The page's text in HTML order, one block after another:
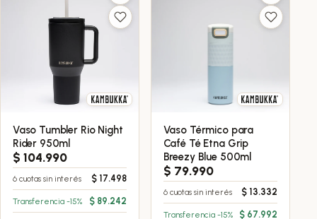
Vaso Tumbler Rio Night
Rider 950ml
$ 104.990
6 cuotas sin interés $ 17.498
Transferencia -15% $ 89.242
Vaso Térmico para
Café Té Etna Grip
Breezy Blue 500ml
$ 79.990
6 cuotas sin interés $13.332
Transferencia -15% $67.992